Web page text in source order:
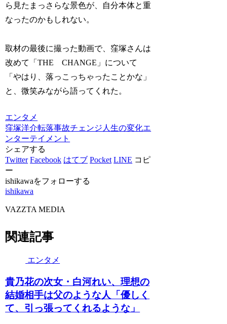
ら見たまっさらな景色が、自分本体と重
なったのかもしれない。
取材の最後に撮った動画で、窪塚さんは
改めて「THE CHANGE」について
「やはり、落っこっちゃったことかな」
と、微笑みながら語ってくれた。
エンタメ
窪塚洋介転落事故チェンジ 人生の変化エ
ンターテイメント
シェアする
Twitter Facebook はてブ Pocket LINE コピ
ー
ishikawaをフォローする
ishikawa
VAZZTA MEDIA
関連記事
エンタメ
貴乃花の次女・白河れい、理想の
結婚相手は父のような人「優しく
て、引っ張ってくれるような」